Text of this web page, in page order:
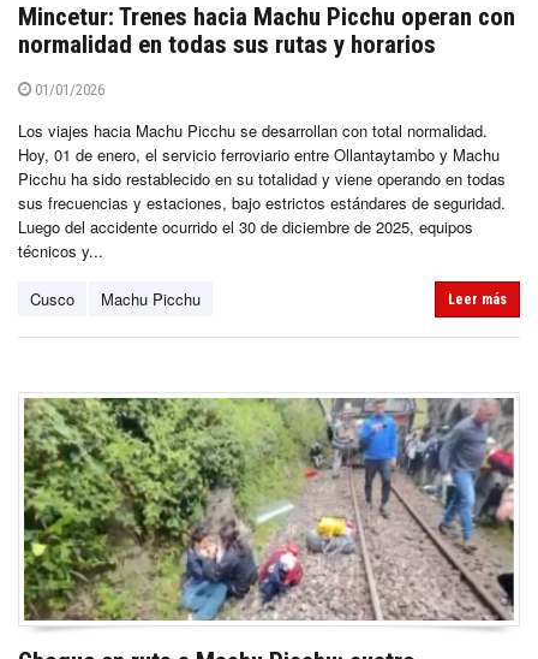
Mincetur: Trenes hacia Machu Picchu operan con
normalidad en todas sus rutas y horarios
01/01/2026
Los viajes hacia Machu Picchu se desarrollan con total normalidad.
Hoy, 01 de enero, el servicio ferroviario entre Ollantaytambo y Machu
Picchu ha sido restablecido en su totalidad y viene operando en todas
sus frecuencias y estaciones, bajo estrictos estándares de seguridad.
Luego del accidente ocurrido el 30 de diciembre de 2025, equipos
técnicos y...
Cusco Machu Picchu Leer más